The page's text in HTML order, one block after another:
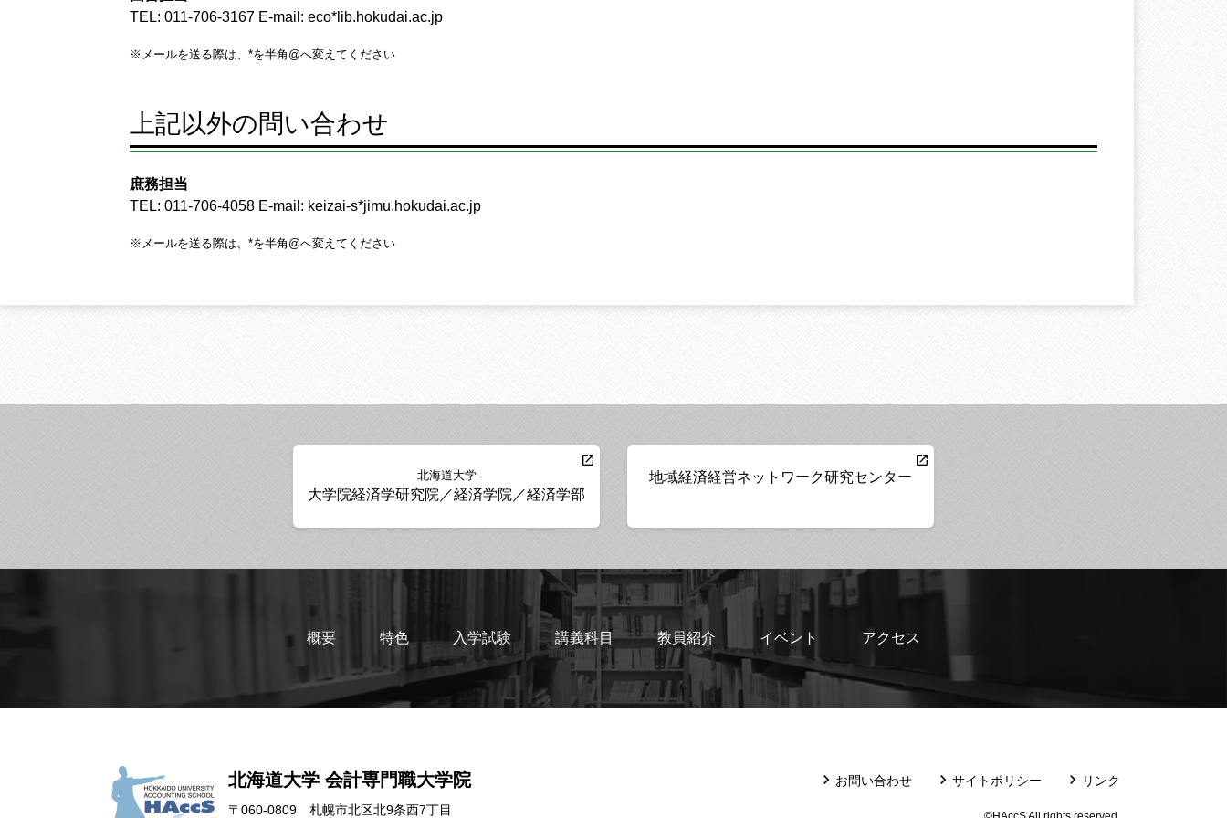
TEL: 011-706-3167 E-mail: eco*lib.hokudai.ac.jp
※メールを送る際は、*を半角@へ変えてください
上記以外の問い合わせ
庶務担当
TEL: 011-706-4058 E-mail: keizai-s*jimu.hokudai.ac.jp
※メールを送る際は、*を半角@へ変えてください
北海道大学
大学院経済学研究院／経済学院／経済学部
地域経済経営ネットワーク研究センター
概要 特色 入学試験 講義科目 教員紹介 イベント アクセス
北海道大学 会計専門職大学院
〒060-0809 札幌市北区北9条西7丁目
お問い合わせ サイトポリシー リンク